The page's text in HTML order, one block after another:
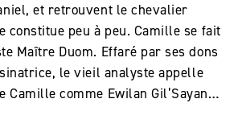
et retrouvent le chevalier
constitue peu à peu. Camille se fait
Maître Duom. Effaré par ses dons
le vieil analyste appelle
Camille comme Ewilan Gil’Sayan…